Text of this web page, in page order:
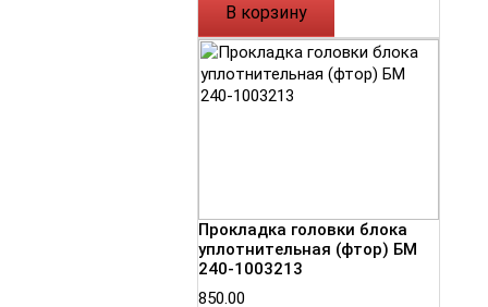
В корзину
Прокладка головки блока
уплотнительная (фтор) БМ
240-1003213
850.00